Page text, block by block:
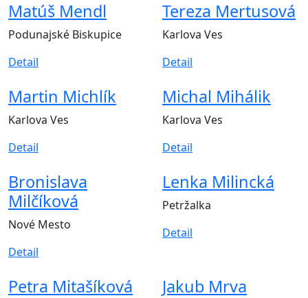
Matúš Mendl
Podunajské Biskupice
Detail
Tereza Mertusová
Karlova Ves
Detail
Martin Michlík
Karlova Ves
Detail
Michal Mihálik
Karlova Ves
Detail
Bronislava
Milčíková
Nové Mesto
Detail
Lenka Milincká
Petržalka
Detail
Petra Mitašíková Jakub Mrva